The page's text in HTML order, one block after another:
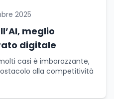
2025
meglio
digitale
casi è imbarazzante,
alla competitività